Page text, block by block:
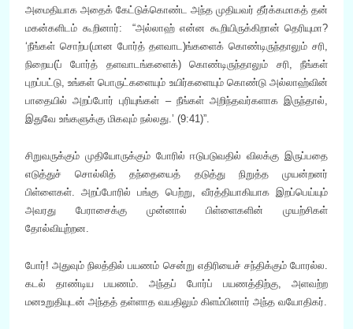
அமைதியாக அதைக் கேட்டுக்கொண்ட அந்த முதியவர் தீர்க்கமாகத் தன்
மகன்களிடம் கூறினார்: “அல்லாஹ் என்ன கூறியிருக்கிறான் தெரியுமா?
‘நீங்கள் சொற்ப(மான போர்த் தளவாட)ங்களைக் கொண்டிருந்தாலும் சரி,
நிறைய(ப் போர்த் தளவாடங்களைக்) கொண்டிருந்தாலும் சரி, நீங்கள்
புறப்பட்டு, உங்கள் பொருட்களையும் உயிர்களையும் கொண்டு அல்லாஹ்வின்
பாதையில் அறப்போர் புரியுங்கள் – நீங்கள் அறிந்தவர்களாக இருந்தால்,
இதுவே உங்களுக்கு மிகவும் நல்லது.’ (9:41)”.
சிறுவருக்கும் முதியோருக்கும் போரில் ஈடுபடுவதில் விலக்கு இருப்பதை
எடுத்துச் சொல்லித் தந்தையைத் தடுத்து நிறுத்த முயன்றனர்
பிள்ளைகள். அறப்போரில் பங்கு பெற்று, வீரத்தியாகியாக இறப்பெய்யும்
அவரது பேராசைக்கு முன்னால் பிள்ளைகளின் முயற்சிகள்
தோல்வியுற்றன.
போர்! அதுவும் நிலத்தில் பயணம் சென்று எதிரியைச் சந்திக்கும் போரல்ல.
கடல் தாண்டிய பயணம். அந்தப் போர்ப் பயணத்திற்கு, அளவற்ற
மனஉறுதியுடன் அந்தத் தள்ளாத வயதிலும் கிளம்பினார் அந்த வயோதிகர்.